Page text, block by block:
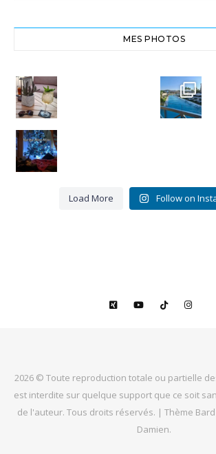
MES PHOTOS
Cheers,
santé
#chania
#crete
resort
3
0
Crête
Euphoria
Resort
Bye bye
Miou-
Miou.
Merci
Load More Follow on
2026 © Toute reproduction totale ou partielle
est interdite sur quelque support que ce soit
de l'auteur. Tous droits réservés. | Thème
Damien.